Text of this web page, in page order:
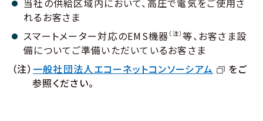
当社の供給区域内において、高圧で電気をご使用さ
れるお客さま
スマートメーター対応のEMS機器 （注）等、お客さま設
備についてご準備いただいているお客さま
（注） 一般社団法人エコーネットコンソーシアム
をご
参照ください。